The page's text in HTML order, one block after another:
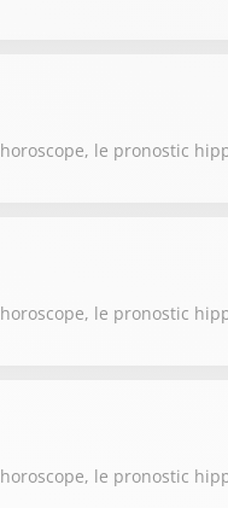
le pronostic
le pronostic
le pronostic